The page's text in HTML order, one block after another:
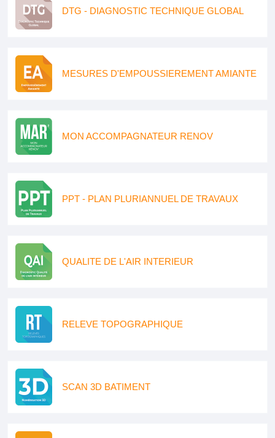
DTG - DIAGNOSTIC TECHNIQUE GLOBAL
MESURES D'EMPOUSSIEREMENT AMIANTE
MON ACCOMPAGNATEUR RENOV
PPT - PLAN PLURIANNUEL DE TRAVAUX
QUALITE DE L'AIR INTERIEUR
RELEVE TOPOGRAPHIQUE
SCAN 3D BATIMENT